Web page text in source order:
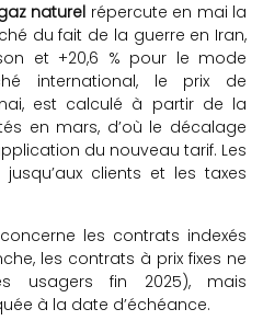
naturel répercute en mai la
du fait de la guerre en Iran,
et +20,6 % pour le mode
international, le prix de
est calculé à partir de la
en mars, d’où le décalage
du nouveau tarif. Les
clients et les taxes
les contrats indexés
les contrats à prix fixes ne
usagers fin 2025), mais
à la date d’échéance.